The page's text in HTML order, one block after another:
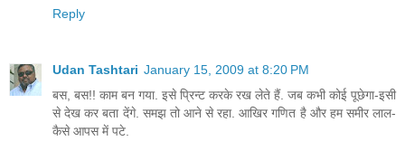
Reply
Udan Tashtari January 15, 2009 at 8:20 PM
बस, बस!! काम बन गया. इसे प्रिन्ट करके रख लेते हैं. जब कभी कोई पूछेगा-इसी
से देख कर बता देंगे. समझ तो आने से रहा. आखिर गणित है और हम समीर लाल-
कैसे आपस में पटे.